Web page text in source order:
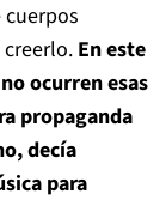
En este
ocurren esas
propaganda
decía
para